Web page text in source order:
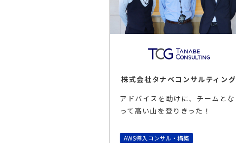
株式会社タナベコンサルティング
アドバイスを助けに、チームとな
って高い山を登りきった！
AWS導入コンサル・構築